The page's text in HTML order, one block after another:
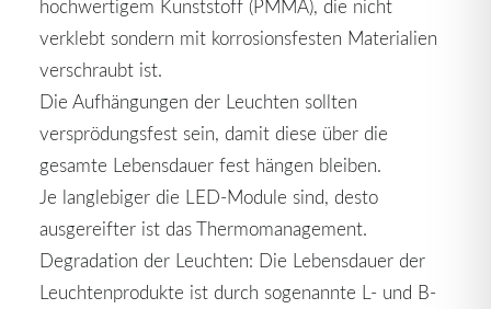
hochwertigem Kunststoff (PMMA), die nicht
verklebt sondern mit korrosionsfesten Materialien
verschraubt ist.
Die Aufhängungen der Leuchten sollten
versprödungsfest sein, damit diese über die
gesamte Lebensdauer fest hängen bleiben.
Je langlebiger die LED-Module sind, desto
ausgereifter ist das Thermomanagement.
Degradation der Leuchten: Die Lebensdauer der
Leuchtenprodukte ist durch sogenannte L- und B-